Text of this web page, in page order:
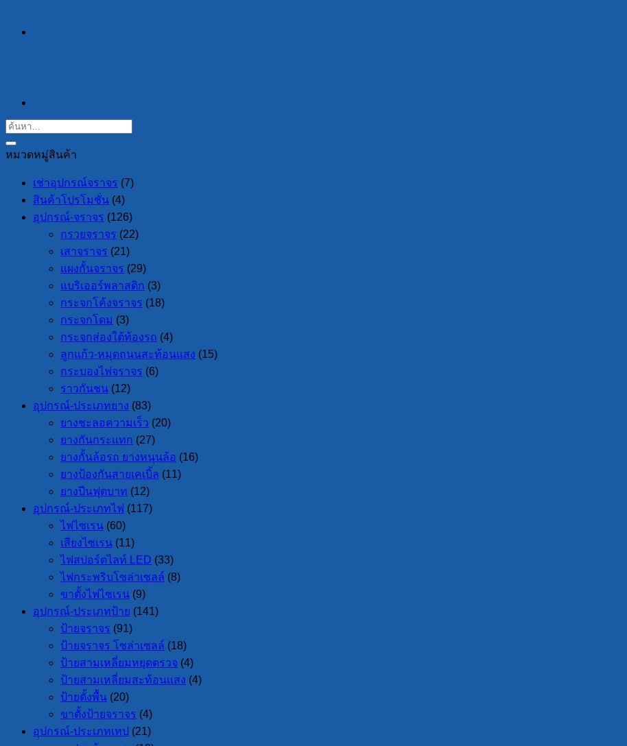
หมวดหมู่สินค้า
เช่าอุปกรณ์จราจร (7)
สินค้าโปรโมชั่น (4)
อุปกรณ์-จราจร (126)
กรวยจราจร (22)
เสาจราจร (21)
แผงกั้นจราจร (29)
แบริเออร์พลาสติก (3)
กระจกโค้งจราจร (18)
กระจกโดม (3)
กระจกส่องใต้ท้องรถ (4)
ลูกแก้ว-หมุดถนนสะท้อนแสง (15)
กระบองไฟจราจร (6)
ราวกันชน (12)
อุปกรณ์-ประเภทยาง (83)
ยางชะลอความเร็ว (20)
ยางกันกระแทก (27)
ยางกั้นล้อรถ ยางหนุนล้อ (16)
ยางป้องกันสายเคเบิ้ล (11)
ยางปีนฟุตบาท (12)
อุปกรณ์-ประเภทไฟ (117)
ไฟไซเรน (60)
เสียงไซเรน (11)
ไฟสปอร์ตไลท์ LED (33)
ไฟกระพริบโซล่าเซลล์ (8)
ขาตั้งไฟไซเรน (9)
อุปกรณ์-ประเภทป้าย (141)
ป้ายจราจร (91)
ป้ายจราจร โซล่าเซลล์ (18)
ป้ายสามเหลี่ยมหยุดตรวจ (4)
ป้ายสามเหลี่ยมสะท้อนแสง (4)
ป้ายตั้งพื้น (20)
ขาตั้งป้ายจราจร (4)
อุปกรณ์-ประเภทเทป
(21)